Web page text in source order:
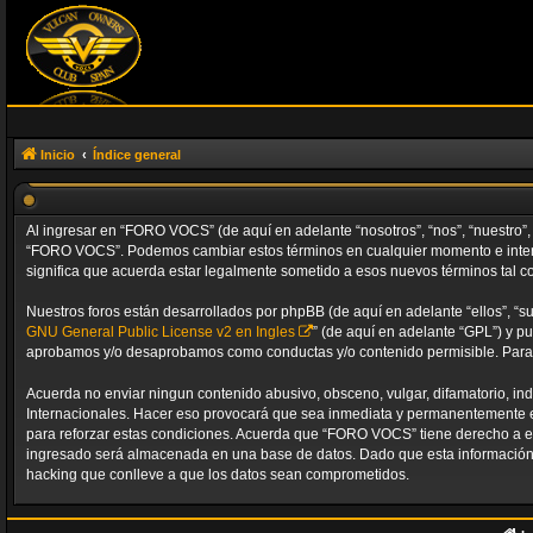
Inicio Índice general
Al ingresar en “FORO VOCS” (de aquí en adelante “nosotros”, “nos”,
“FORO VOCS”. Podemos cambiar estos términos en cualquier momento e
significa que acuerda estar legalmente sometido a esos nuevos términos tal
Nuestros foros están desarrollados por phpBB (de aquí en adelante “ellos”,
GNU General Public License v2 en Ingles
” (de aquí en adelante “GPL”) y
aprobamos y/o desaprobamos como conductas y/o contenido permisible.
Acuerda no enviar ningun contenido abusivo, obsceno, vulgar, difamatorio,
Internacionales. Hacer eso provocará que sea inmediata y
para reforzar estas condiciones. Acuerda que “FORO VOCS” tiene derecho
ingresado será almacenada en una base de datos. Dado que esta
hacking que conlleve a que los datos sean comprometidos.